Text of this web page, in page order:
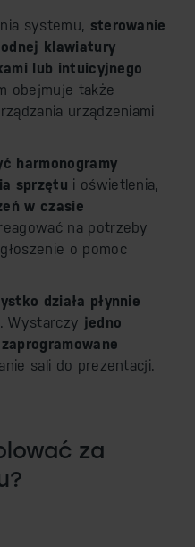
systemu, sterowanie
klawiatury
lub intuicyjnego
obejmuje także
urządzeniami
harmonogramy
sprzętu i oświetlenia,
w czasie
na potrzeby
o pomoc
działa płynnie
. Wystarczy jedno
sali do prezentacji.
za